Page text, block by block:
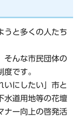
うと多くの人たち
そんな市民団体の
です。
いにしたい」市と
水道用地等の花壇
ナー向上の啓発活